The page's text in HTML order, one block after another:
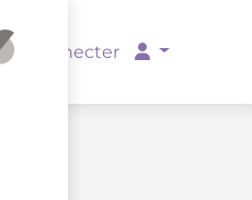
Se connecter